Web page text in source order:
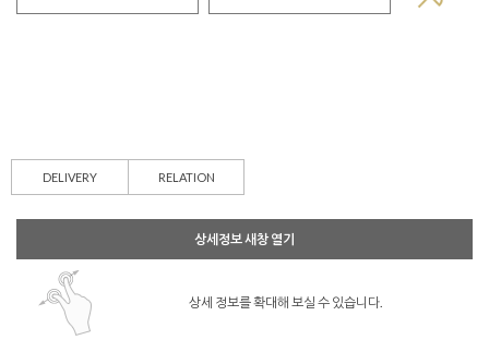
DELIVERY RELATION
상세정보 새창 열기
상세 정보를 확대해 보실 수 있습니다.